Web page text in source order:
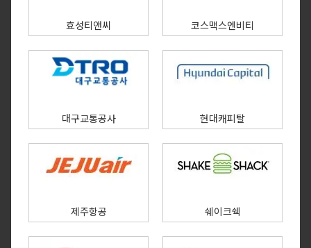
효성티앤씨 코스맥스엔비티
대구교통공사 현대캐피탈
제주항공 쉐이크쉑